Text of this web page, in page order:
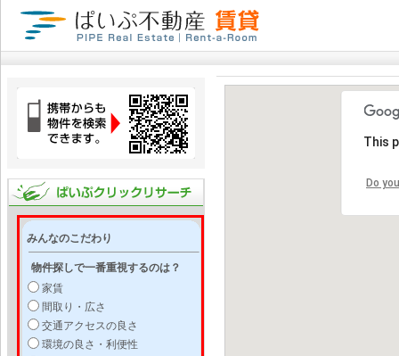
みんなのこだわり
物件探しで一番重視するのは？
家賃
間取り・広さ
交通アクセスの良さ
環境の良さ・利便性
This
Do